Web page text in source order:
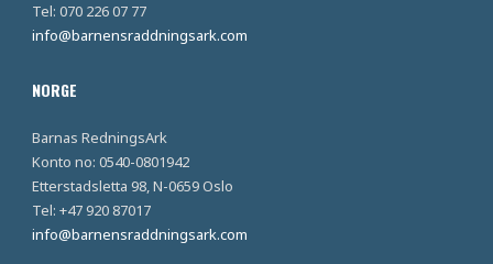
Tel: 070 226 07 77
info@barnensraddningsark.com
NORGE
Barnas RedningsArk
Konto no: 0540-0801942
Etterstadsletta 98, N-0659 Oslo
Tel: +47 920 87017
info@barnensraddningsark.com